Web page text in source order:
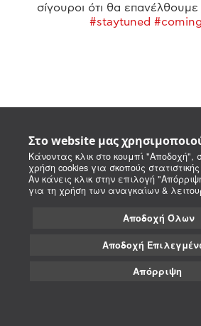
Στο website μας
Κάνοντας κλικ στο κουμπί "Αποδοχή",
χρήση cookies για σκοπούς
Αν κάνεις κλικ στην επιλογή
για τη χρήση των αναγκαίων &
Αποδοχή Όλων
Αποδοχή
Απόρριψη
σίγουροι ότι θα
#staytuned